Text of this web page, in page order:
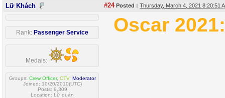
Lữ Khách #24Posted : Thursday, March 4, 2021 8:20:51
Rank: Passenger Service
Medals:
Groups: Crew Officer, CTV, Moderator
Joined: 10/20/2010(UTC)
Posts: 9,309
Location: Lữ quán
Oscar